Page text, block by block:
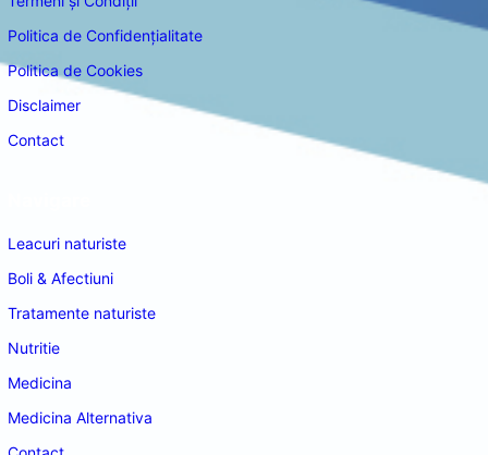
Politica de Confidențialitate
Politica de Cookies
Disclaimer
Contact
Leacuri naturiste
Boli & Afectiuni
Tratamente naturiste
Nutritie
Medicina
Medicina Alternativa